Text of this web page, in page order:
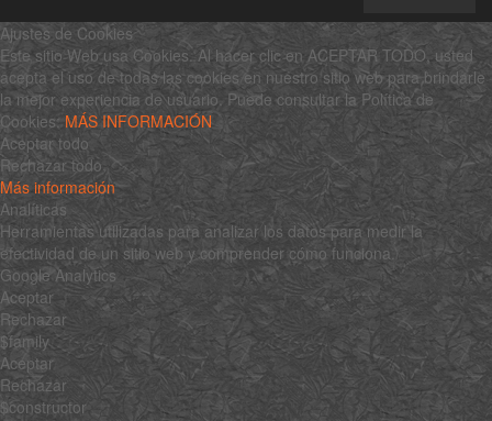
Ajustes de Cookies
Este sitio Web usa Cookies. Al hacer clic en ACEPTAR TODO, usted
acepta el uso de todas las cookies en nuestro sitio web para brindarle
la mejor experiencia de usuario. Puede consultar la Política de
Cookies: MÁS INFORMACIÓN
Aceptar todo
Rechazar todo
Más información
Analíticas
Herramientas utilizadas para analizar los datos para medir la
efectividad de un sitio web y comprender cómo funciona.
Google Analytics
Aceptar
Rechazar
$family
Aceptar
Rechazar
$constructor